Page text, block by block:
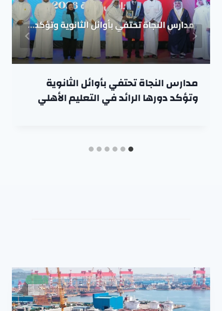
مدارس النجاة تحتفي بأوائل الثانوية
وتؤكد دورها الرائد في التعليم الأهلي